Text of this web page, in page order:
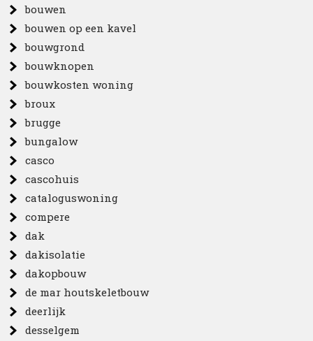
bouwen
bouwen op een kavel
bouwgrond
bouwknopen
bouwkosten woning
broux
brugge
bungalow
casco
cascohuis
cataloguswoning
compere
dak
dakisolatie
dakopbouw
de mar houtskeletbouw
deerlijk
desselgem